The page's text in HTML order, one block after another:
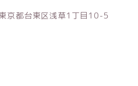
京都台東区浅草1丁目10-5